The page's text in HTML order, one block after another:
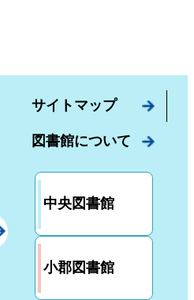
山口県山口市中園町７番７号
サイトマップ
図書館について
中央図書館
小郡図書館